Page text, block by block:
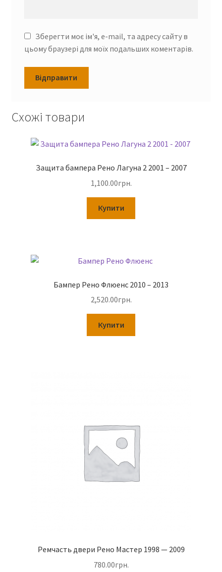
Зберегти моє ім'я, e-mail, та адресу сайту в
цьому браузері для моїх подальших коментарів.
Схожі товари
Защита бампера Рено Лагуна 2 2001 – 2007
1,100.00грн.
Купити
Бампер Рено Флюенс 2010 – 2013
2,520.00грн.
Купити
Ремчасть двери Рено Мастер 1998 — 2009
780.00грн.